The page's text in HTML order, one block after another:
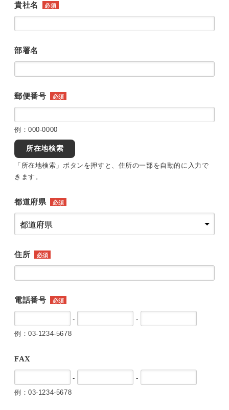
貴社名 必須
部署名
郵便番号 必須
例：000-0000
所在地検索
「所在地検索」ボタンを押すと、住所の一部を自動的に入力で
きます。
都道府県 必須
住所 必須
電話番号 必須
-
-
例：03-1234-5678
FAX
-
-
例：03-1234-5678